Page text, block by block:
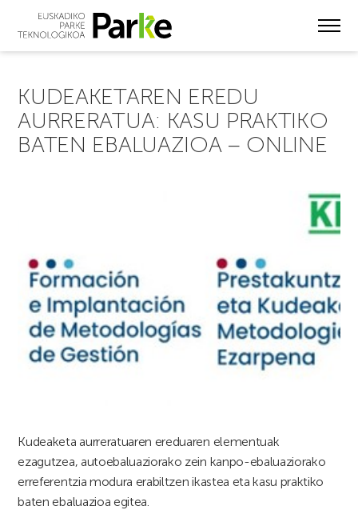
KUDEAKETAREN EREDU
AURRERATUA: KASU PRAKTIKO
BATEN EBALUAZIOA – ONLINE
Kudeaketa aurreratuaren ereduaren elementuak
ezagutzea, autoebaluaziorako zein kanpo-ebaluaziorako
erreferentzia modura erabiltzen ikastea eta kasu praktiko
baten ebaluazioa egitea.